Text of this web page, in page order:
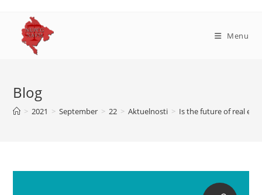
content
Menu
Blog
> 2021 > September > 22 > Aktuelnosti > Is the future of real